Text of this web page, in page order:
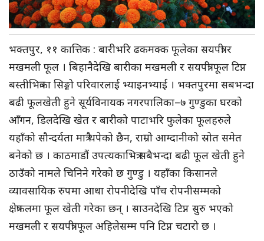
भक्तपुर, ११ कात्तिक : बारीभरि ढकमक्क फूलेका सयपत्री र
मखमली फूल । बिहानैदेखि बारीका मखमली र सयपत्री फूल टिप्न
बस्तीभित्रका सिङ्गो परिवारलाई भ्याइनभ्याई । भक्तपुरमा सबभन्दा
बढी फूलखेती हुने सूर्यविनायक नगरपालिका–७ गुण्डुका घरको
आँगन, डिलदेखि खेत र बारीको पाटाभरि फुलेका फूलहरुले
यहाँको सौन्दर्यता मात्रै थपेको छैन, राम्रो आम्दानीको स्रोत समेत
बनेको छ । काठमाडौं उपत्यकाभित्र सबैभन्दा बढी फूल खेती हुने
ठाउँको नामले चिनिने गरेको छ गुण्डु । यहाँका किसानले
व्यावसायिक रुपमा आधा रोपनीदेखि पाँच रोपनीसम्मको
क्षेत्रफलमा फूल खेती गरेका छन् । साउनदेखि टिप्न सुरु भएको
मखमली र सयपत्री फूल अहिलेसम्म पनि टिप्न चटारो छ ।